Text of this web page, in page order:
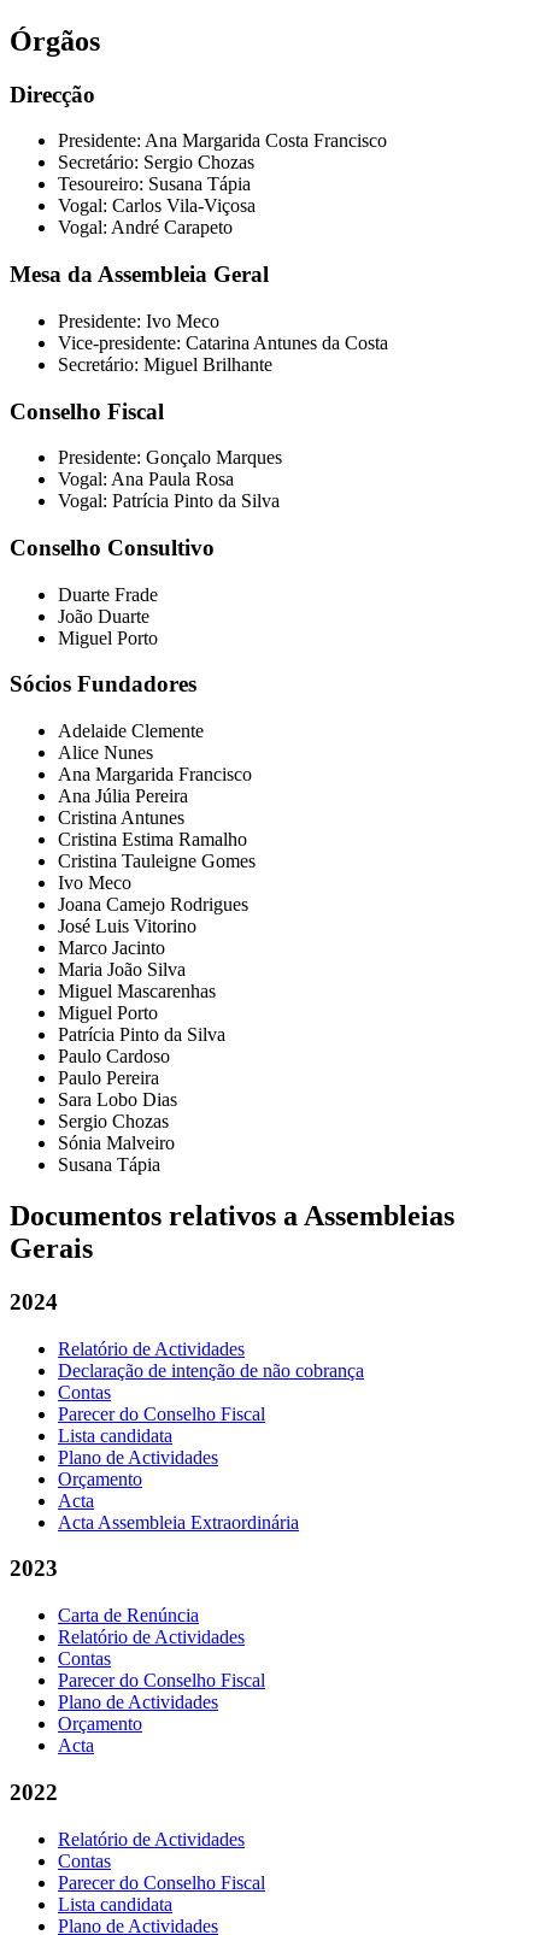
Órgãos
Direcção
Presidente: Ana Margarida Costa Francisco
Secretário: Sergio Chozas
Tesoureiro: Susana Tápia
Vogal: Carlos Vila-Viçosa
Vogal: André Carapeto
Mesa da Assembleia Geral
Presidente: Ivo Meco
Vice-presidente: Catarina Antunes da Costa
Secretário: Miguel Brilhante
Conselho Fiscal
Presidente: Gonçalo Marques
Vogal: Ana Paula Rosa
Vogal: Patrícia Pinto da Silva
Conselho Consultivo
Duarte Frade
João Duarte
Miguel Porto
Sócios Fundadores
Adelaide Clemente
Alice Nunes
Ana Margarida Francisco
Ana Júlia Pereira
Cristina Antunes
Cristina Estima Ramalho
Cristina Tauleigne Gomes
Ivo Meco
Joana Camejo Rodrigues
José Luis Vitorino
Marco Jacinto
Maria João Silva
Miguel Mascarenhas
Miguel Porto
Patrícia Pinto da Silva
Paulo Cardoso
Paulo Pereira
Sara Lobo Dias
Sergio Chozas
Sónia Malveiro
Susana Tápia
Documentos relativos a Assembleias
Gerais
2024
Relatório de Actividades
Declaração de intenção de não cobrança
Contas
Parecer do Conselho Fiscal
Lista candidata
Plano de Actividades
Orçamento
Acta
Acta Assembleia Extraordinária
2023
Carta de Renúncia
Relatório de Actividades
Contas
Parecer do Conselho Fiscal
Plano de Actividades
Orçamento
Acta
2022
Relatório de Actividades
Contas
Parecer do Conselho Fiscal
Lista candidata
Plano de Actividades